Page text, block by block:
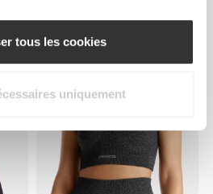
tous les cookies
uniquement